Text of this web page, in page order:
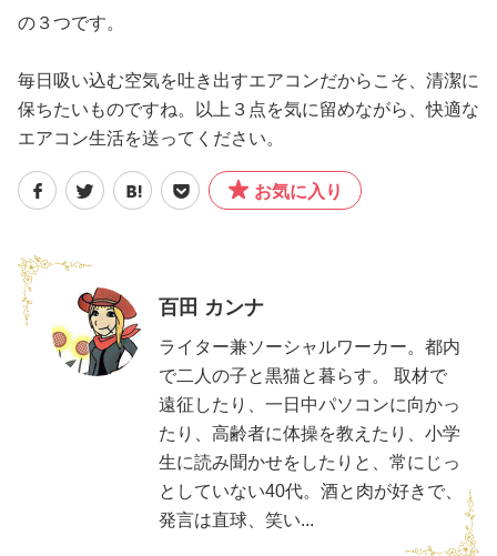
の３つです。
毎日吸い込む空気を吐き出すエアコンだからこそ、清潔に
保ちたいものですね。以上３点を気に留めながら、快適な
エアコン生活を送ってください。
お気に入り
百田 カンナ
ライター兼ソーシャルワーカー。都内
で二人の子と黒猫と暮らす。 取材で
遠征したり、一日中パソコンに向かっ
たり、高齢者に体操を教えたり、小学
生に読み聞かせをしたりと、常にじっ
としていない40代。酒と肉が好きで、
発言は直球、笑い...